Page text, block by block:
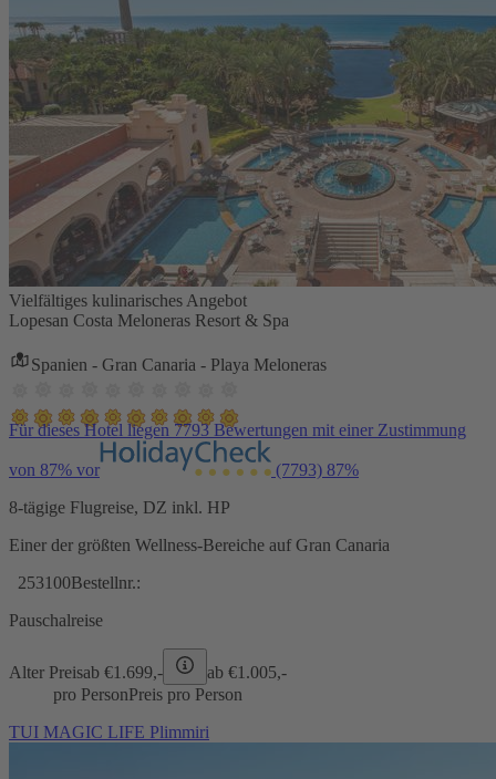
Vielfältiges kulinarisches Angebot
Lopesan Costa Meloneras Resort & Spa
Spanien - Gran Canaria - Playa Meloneras
Für dieses Hotel liegen 7793 Bewertungen mit einer Zustimmung
von 87% vor (7793) 87%
8-tägige Flugreise, DZ inkl. HP
Einer der größten Wellness-Bereiche auf Gran Canaria
253100Bestellnr.:
Pauschalreise
Alter Preisab €1.699,- ab €1.005,-
pro PersonPreis pro Person
TUI MAGIC LIFE Plimmiri